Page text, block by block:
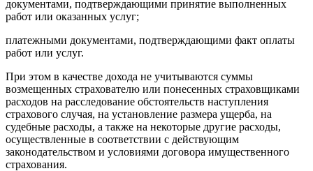
документами, подтверждающими принятие выполненных
работ или оказанных услуг;
платежными документами, подтверждающими факт оплаты
работ или услуг.
При этом в качестве дохода не учитываются суммы
возмещенных страхователю или понесенных страховщиками
расходов на расследование обстоятельств наступления
страхового случая, на установление размера ущерба, на
судебные расходы, а также на некоторые другие расходы,
осуществленные в соответствии с действующим
законодательством и условиями договора имущественного
страхования.